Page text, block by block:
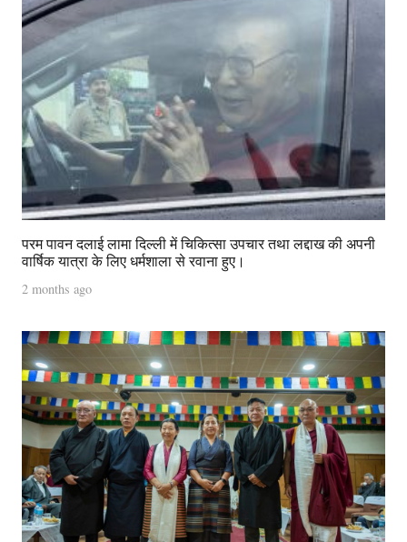
परम पावन दलाई लामा दिल्ली में चिकित्सा उपचार तथा लद्दाख की अपनी
वार्षिक यात्रा के लिए धर्मशाला से रवाना हुए।
2 months ago